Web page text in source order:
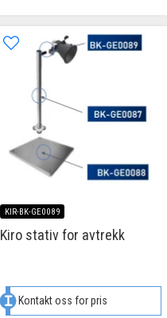
KIR-BK-GE0089
Kiro stativ for avtrekk
Kontakt oss for pris